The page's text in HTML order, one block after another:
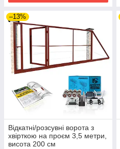
–13%
Відкатні/розсувні ворота з
хвірткою на проєм 3,5 метри,
висота 200 см